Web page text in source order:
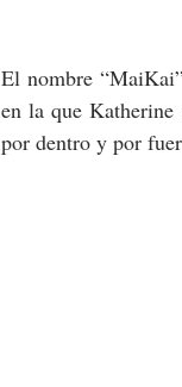
El nombre
en la que Katherine
por dentro y por